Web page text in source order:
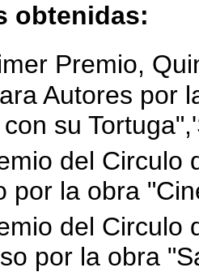
obtenidas:
Premio,
Autores por
su
del Circulo
por la obra
del Circulo
por la obra